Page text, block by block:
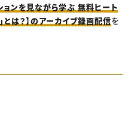
ながる×メディア
ョンを見ながら学ぶ 無料ヒート
？】のアーカイブ録画配信を